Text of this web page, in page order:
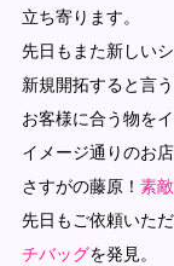
立ち寄ります。
先日もまた新しい
新規開拓すると言
お客様に合う物を
イメージ通りのお
さすがの藤原！ 素
先日もご依頼いた
チバッグを発見。